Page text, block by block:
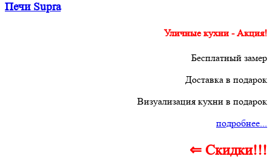
Печи Supra
Уличные кухни - Акция!
Бесплатный замер
Доставка в подарок
Визуализация кухни в подарок
подробнее...
⇐ Скидки!!!